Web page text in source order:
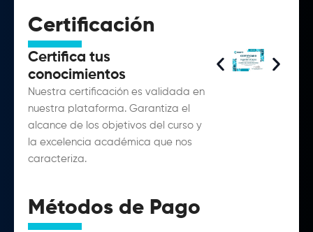
Certificación
Certifica tus
conocimientos
Nuestra certificación es validada en
nuestra plataforma. Garantiza el
alcance de los objetivos del curso y
la excelencia académica que nos
caracteriza.
Métodos de Pago